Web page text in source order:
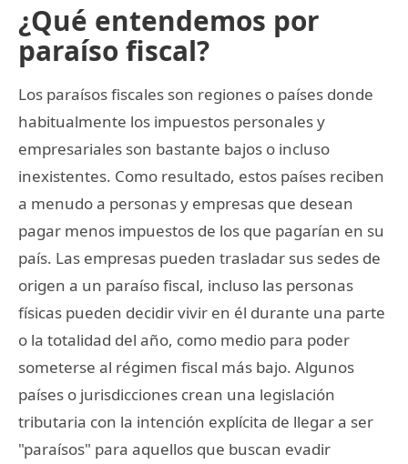
¿Qué entendemos por
paraíso fiscal?
Los paraísos fiscales son regiones o países donde
habitualmente los impuestos personales y
empresariales son bastante bajos o incluso
inexistentes. Como resultado, estos países reciben
a menudo a personas y empresas que desean
pagar menos impuestos de los que pagarían en su
país. Las empresas pueden trasladar sus sedes de
origen a un paraíso fiscal, incluso las personas
físicas pueden decidir vivir en él durante una parte
o la totalidad del año, como medio para poder
someterse al régimen fiscal más bajo. Algunos
países o jurisdicciones crean una legislación
tributaria con la intención explícita de llegar a ser
"paraísos" para aquellos que buscan evadir